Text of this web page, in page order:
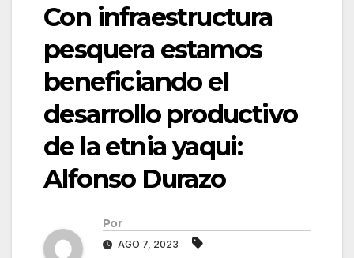
Con infraestructura
pesquera estamos
beneficiando el
desarrollo productivo
de la etnia yaqui:
Alfonso Durazo
Por
AGO 7, 2023